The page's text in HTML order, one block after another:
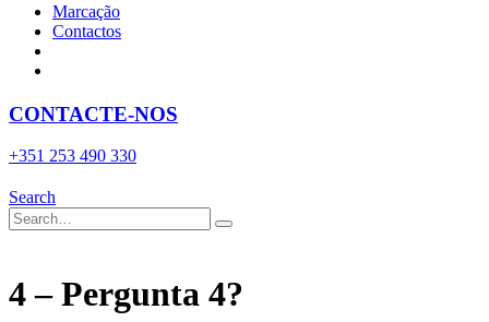
Marcação
Contactos
CONTACTE-NOS
+351 253 490 330
Search
4 – Pergunta 4?